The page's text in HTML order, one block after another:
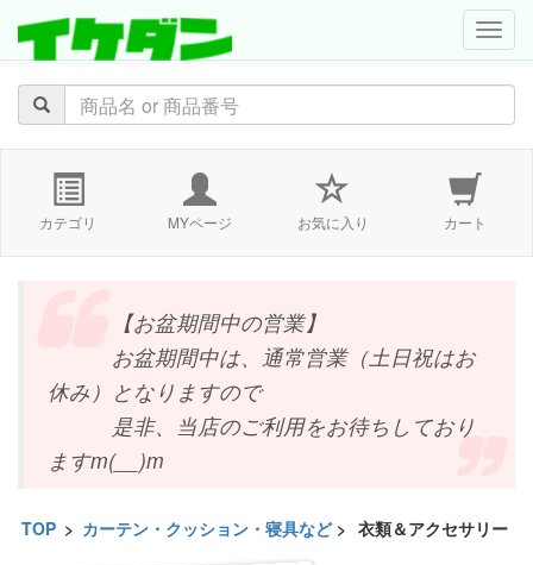
カテゴリ MYページ お気に入り カート
【お盆期間中の営業】
お盆期間中は、通常営業（土日祝はお
休み）となりますので
是非、当店のご利用をお待ちしており
ますm(__)m
TOP > カーテン・クッション・寝具など> 衣類＆アクセサリー